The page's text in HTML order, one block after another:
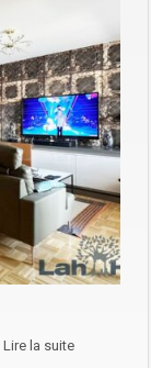
Lire la suite